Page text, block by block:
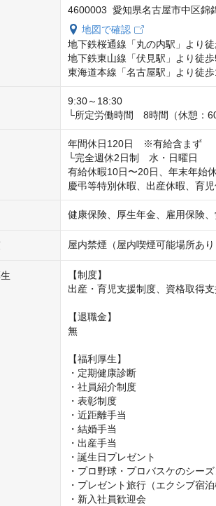
4600003 愛知県名古屋市中区
地図で確認
地下鉄桜通線「丸の内駅」より
地下鉄東山線「伏見駅」より徒
東海道本線「名古屋駅」より徒
9:30～18:30
└所定労働時間　8時間（休憩：60
年間休日120日　※有給含まず
└完全週休2日制　水・日曜日
有給休暇10日〜20日、年末年始
慶弔等特別休暇、出産休暇、育
健康保険、厚生年金、雇用保険
屋内禁煙（屋内喫煙可能場所あり
【制度】
出産・育児支援制度、資格取得
【退職金】
無
【福利厚生】
・定期健康診断
・社員紹介制度
・表彰制度
・近距離手当
・結婚手当
・出産手当
・誕生日プレゼント
・プロ野球・プロバスケのシー
・プレゼント旅行（エクシブ宿
・新入社員歓迎会